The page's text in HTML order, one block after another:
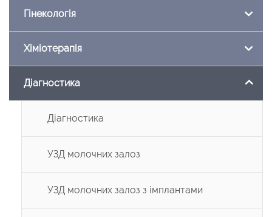
Гінекологія
Хіміотерапія
Діагностика
Діагностика
УЗД молочних залоз
УЗД молочних залоз з імплантами